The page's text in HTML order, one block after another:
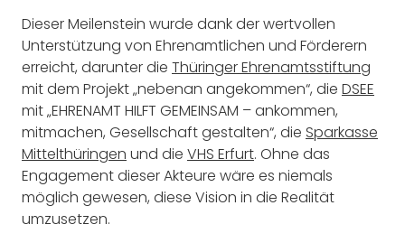
Dieser Meilenstein wurde dank der wertvollen
Unterstützung von Ehrenamtlichen und Förderern
erreicht, darunter die Thüringer Ehrenamtsstiftung
mit dem Projekt „nebenan angekommen“, die DSEE
mit „EHRENAMT HILFT GEMEINSAM – ankommen,
mitmachen, Gesellschaft gestalten“, die Sparkasse
Mittelthüringen und die VHS Erfurt. Ohne das
Engagement dieser Akteure wäre es niemals
möglich gewesen, diese Vision in die Realität
umzusetzen.